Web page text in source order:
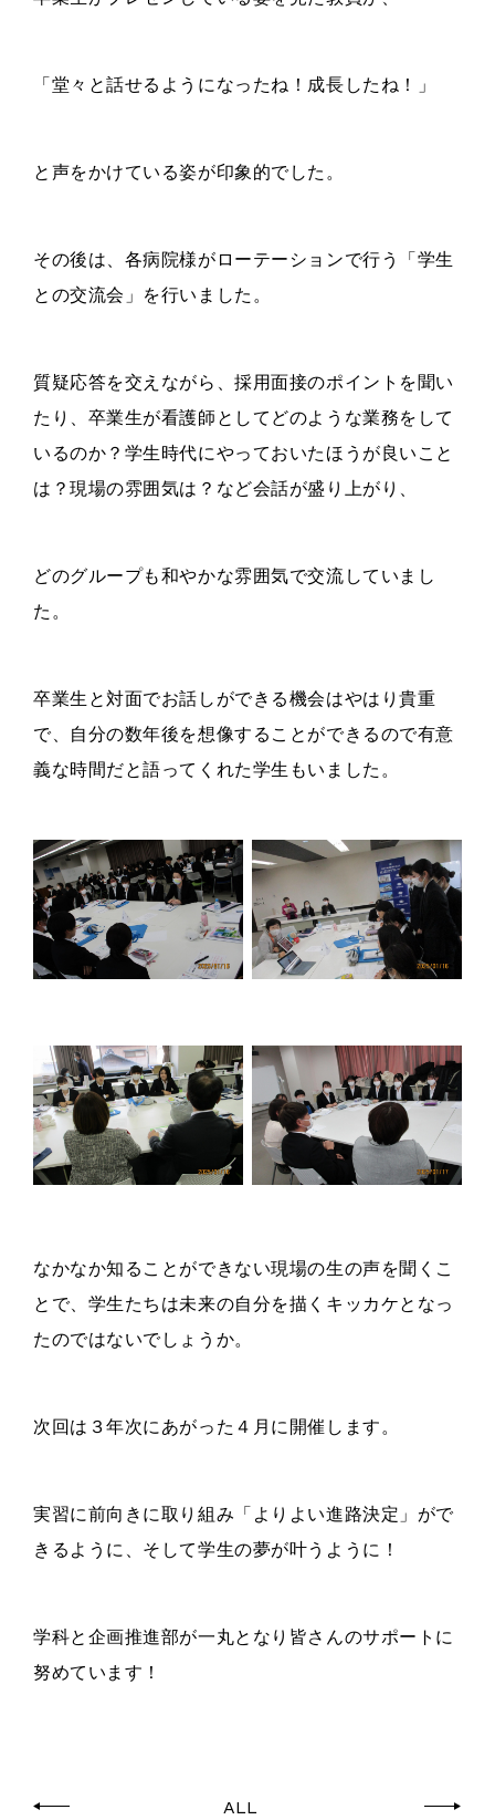
「堂々と話せるようになったね！成長したね！」
と声をかけている姿が印象的でした。
その後は、各病院様がローテーションで行う「学生
との交流会」を行いました。
質疑応答を交えながら、採用面接のポイントを聞い
たり、卒業生が看護師としてどのような業務をして
いるのか？学生時代にやっておいたほうが良いこと
は？現場の雰囲気は？など会話が盛り上がり、
どのグループも和やかな雰囲気で交流していまし
た。
卒業生と対面でお話しができる機会はやはり貴重
で、自分の数年後を想像することができるので有意
義な時間だと語ってくれた学生もいました。
なかなか知ることができない現場の生の声を聞くこ
とで、学生たちは未来の自分を描くキッカケとなっ
たのではないでしょうか。
次回は３年次にあがった４月に開催します。
実習に前向きに取り組み「よりよい進路決定」がで
きるように、そして学生の夢が叶うように！
学科と企画推進部が一丸となり皆さんのサポートに
努めています！
ALL